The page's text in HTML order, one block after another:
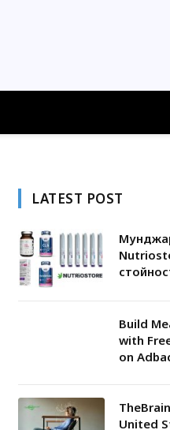
LATEST POST
Build
with
on
United